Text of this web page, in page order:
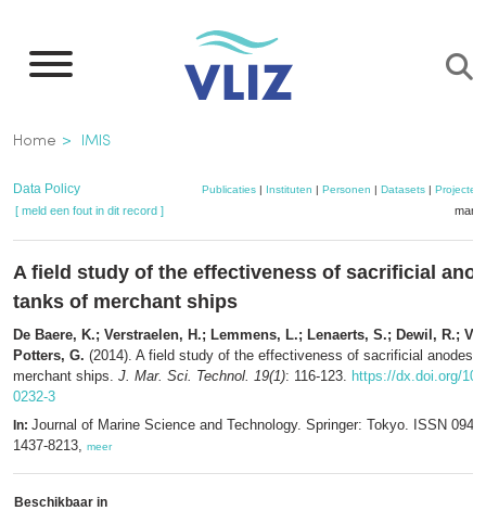
naar
inhoud
gaan
Kruimelpad
Home IMIS
Data Policy Publicaties| Instituten | Personen | Datasets| Projecten
[ meld een fout in dit record ]
A field study of the effectiveness of sacrificial
tanks of merchant ships
De Baere, K.; Verstraelen, H.; Lemmens, L.; Lenaerts, S.; Dewil, R.;
Potters, G. (2014). A field study of the effectiveness of sacrificial anodes
merchant ships. J. Mar. Sci. Technol. 19(1): 116-123. https://dx.doi.org/
0232-3
In: Journal of Marine Science and Technology. Springer: Tokyo. ISSN
1437-8213, meer
Beschikbaar in